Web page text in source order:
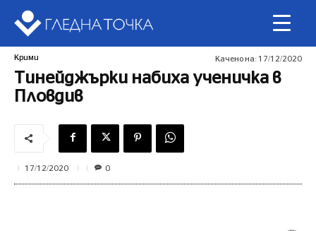
Крими Качено на: 17/12/2020
Тинейджърки набиха ученичка в
Пловдив
17/12/2020 0